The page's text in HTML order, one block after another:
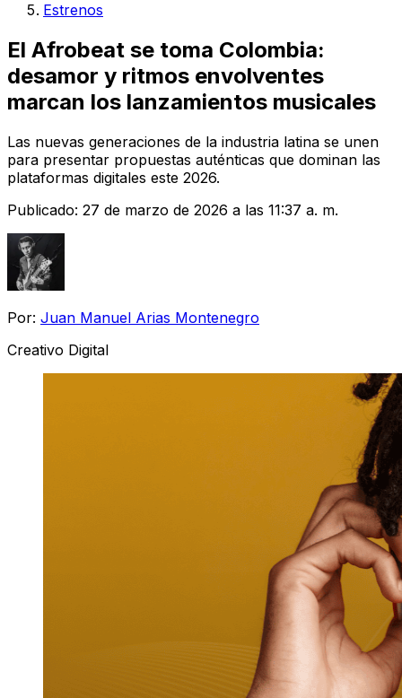
Estrenos
El Afrobeat se toma Colombia:
desamor y ritmos envolventes
marcan los lanzamientos musicales
Las nuevas generaciones de la industria latina se unen
para presentar propuestas auténticas que dominan las
plataformas digitales este 2026.
Publicado: 27 de marzo de 2026 a las 11:37 a. m.
Por: Juan Manuel Arias Montenegro
Creativo Digital